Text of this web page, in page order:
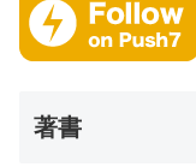
著書